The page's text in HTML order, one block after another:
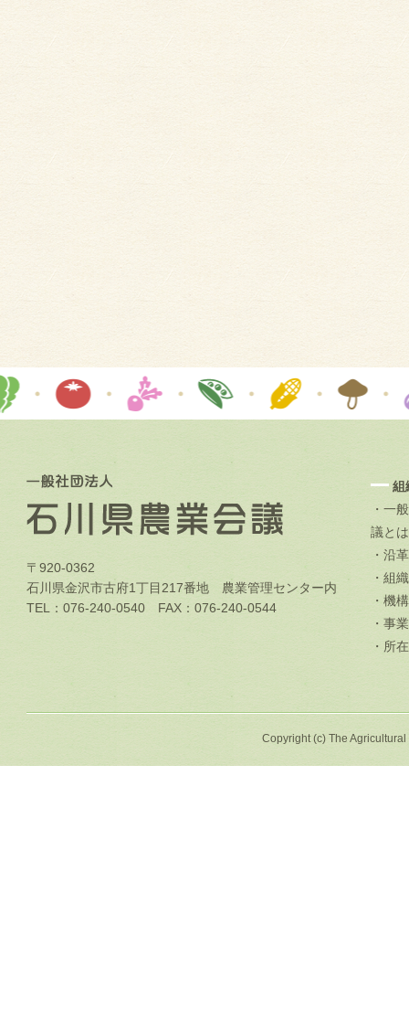
〒920-0362
石川県金沢市古府1丁目217番地 農業管理センター内
TEL：076-240-0540 FAX：076-240-0544
組
・一
議とは
・沿革
・組
・機
・事
・所
Copyright (c) The